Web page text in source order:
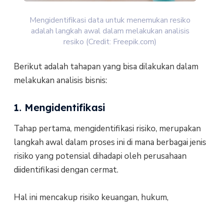
Mengidentifikasi data untuk menemukan resiko
adalah langkah awal dalam melakukan analisis
resiko (Credit: Freepik.com)
Berikut adalah tahapan yang bisa dilakukan dalam
melakukan analisis bisnis:
1. Mengidentifikasi
Tahap pertama, mengidentifikasi risiko, merupakan
langkah awal dalam proses ini di mana berbagai jenis
risiko yang potensial dihadapi oleh perusahaan
diidentifikasi dengan cermat.
Hal ini mencakup risiko keuangan, hukum,